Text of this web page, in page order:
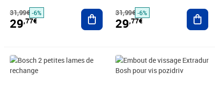
31,99€ -6%
29,77€
Ajouter au panier
31,99€ -6%
29,77€
Prix 31,37€ Prix 32,64€